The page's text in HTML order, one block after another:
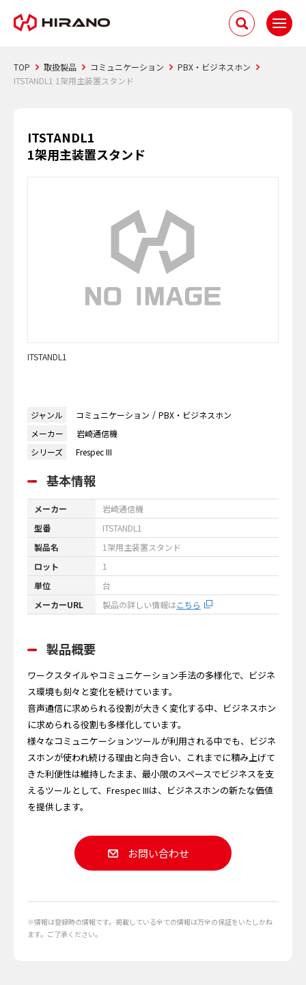
TOP 取扱製品 コミュニケーション
PBX・ビジネスホン
ITSTANDL1 1架用主装置スタンド
ITSTANDL1
1架用主装置スタンド
ITSTANDL1
ジャンル コミュニケーション
PBX・ビジネスホン
メーカー
岩崎通信機
シリーズ
Frespec III
基本情報
メーカー
岩崎通信機
型番
ITSTANDL1
製品名
1架用主装置スタンド
ロット
1
単位
台
メーカーURL
製品の詳しい情報はこちら
製品概要
ワークスタイルやコミュニケーション手法の多様化で、ビジネ
ス環境も刻々と変化を続けています。
音声通信に求められる役割が大きく変化する中、ビジネスホン
に求められる役割も多様化しています。
様々なコミュニケーションツールが利用される中でも、ビジネ
スホンが使われ続ける理由と向き合い、これまでに積み上げて
きた利便性は維持したまま、最小限のスペースでビジネスを支
えるツールとして、Frespec IIIは、ビジネスホンの新たな価値
を提供します。
お問い合わせ
※情報は登録時の情報です。掲載している全ての情報は万全の保証をいたしかね
ます。ご了承ください。